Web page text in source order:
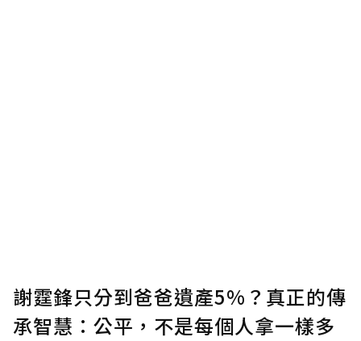
謝霆鋒只分到爸爸遺產5%？真正的傳
承智慧：公平，不是每個人拿一樣多